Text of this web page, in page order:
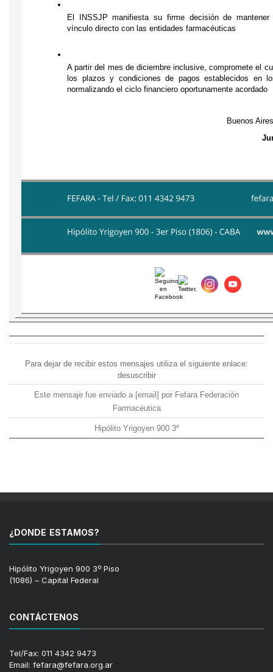
El INSSJP manifiesta su firme decisión de
vínculo directo con las entidades farmacéuticas
A partir del mes de diciembre inclusive, compromete el
los plazos y condiciones de pagos establecidos en
normalizando el ciclo financiero oportunamente acordado
Buenos
Para dejar de recibir estos mensajes utiliza el siguiente enlace:
desuscribir
Este mensaje fue enviado a [email] por Fefara Federación
Farmacéutica
Hipólito Yrigoyen 900 3º
¿DONDE ESTAMOS?
Hipólito Yrigoyen 900 3º Piso
(1086) – Capital Federal
CONTÁCTENOS
Tel/Fax: 011 4342 9473
Email: fefara@fefara.org.ar